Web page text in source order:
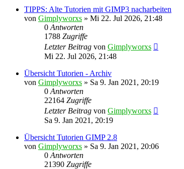
TIPPS: Alte Tutorien mit GIMP3 nacharbeiten
von Gimplyworxs » Mi 22. Jul 2026, 21:48
0 Antworten
1788 Zugriffe
Letzter Beitrag von Gimplyworxs
Mi 22. Jul 2026, 21:48
Übersicht Tutorien - Archiv
von Gimplyworxs » Sa 9. Jan 2021, 20:19
0 Antworten
22164 Zugriffe
Letzter Beitrag von Gimplyworxs
Sa 9. Jan 2021, 20:19
Übersicht Tutorien GIMP 2.8
von Gimplyworxs » Sa 9. Jan 2021, 20:06
0 Antworten
21390 Zugriffe